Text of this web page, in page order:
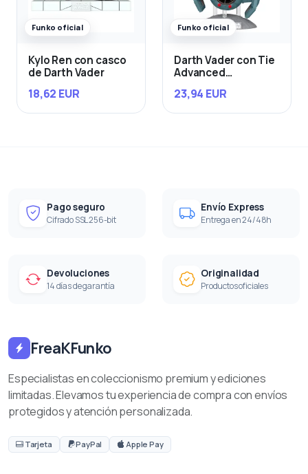
Funko oficial
Kylo Ren con casco
de Darth Vader
18,62 EUR
Funko oficial
Darth Vader con Tie
Advanced
23,94 EUR
Pago seguro
Cifrado SSL 256-bit
Envío Express
Entrega en 24/48h
Devoluciones
14 días de garantía
Originalidad
Productos oficiales
FreaKFunko
Especialistas en coleccionismo premium y ediciones
limitadas. Elevamos tu experiencia de compra con envíos
protegidos y atención personalizada.
Tarjeta PayPal Apple Pay